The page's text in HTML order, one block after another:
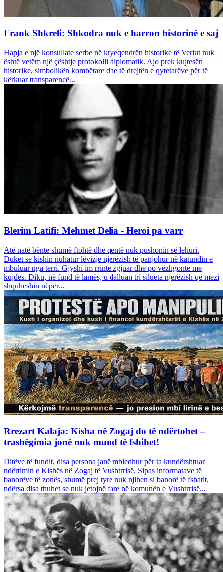
Frank Shkreli: Shkodra nuk e harron historinë e saj
Hapja e një konsullate serbe në kryeqendrën historike të Veriut nuk
është vetëm një çështje protokolli diplomatik. Ajo prek kujtesën
historike, simbolikën kombëtare dhe të drejtën e qytetarëve për të
kërkuar transparencë...
Blerim Latifi: Mehmet Delia - Heroi pa varr
Atë natë bënte shumë ftohtë dhe qentë nuk pushonin së lehuri.
Duket se kishin nuhatur lëvizje njerëzish të panjohur në katundin e
mbuluar nga terri. Gjyshi im rrinte zgjuar dhe po vëzhgonte me
kujdes. Diku, në fund të lamës, u dalluan tri silueta njerëzish që mezi
shquheshin nëpër...
Rrezart Kalaja: Kisha në Zogaj do të ndërtohet –
trashëgimia jonë nuk mund të fshihet!
Ditëve të fundit, disa persona janë mbledhur për ta kundërshtuar
ndërtimin e Kishës në Zogaj të Vushtrrisë. Sipas informatave të
banorëve të zonës, shumë prej tyre nuk njihen si banorë të fshatit,
ndërsa disa thuhet se nuk jetojnë fare në komunën e Vushtrrisë...